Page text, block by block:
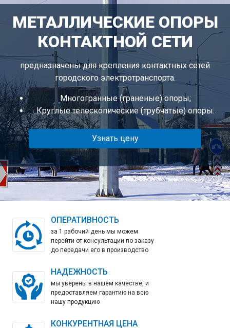
МЕТАЛЛИЧЕСКИЕ ОПОРЫ
КОНТАКТНОЙ СЕТИ
предназначены для крепления контактных сетей
городского электротранспорта.
Многогранные (граненые) опоры;
Круглые телескопические (трубчатые) опоры.
Узнать цену
ОПЕРАТИВНОСТЬ
за 1 рабочий день мы можем
перейти от консультации по заказу
до передачи его в производство
НАДЕЖНОСТЬ
мы уверены в нашем качестве, и
предоставляем гарантию на всю
нашу продукцию
КОНКУРЕНТНАЯ ЦЕНА